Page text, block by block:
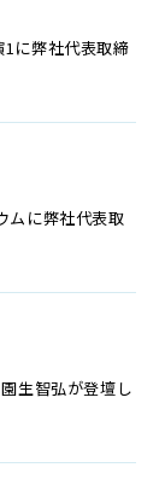
に弊社代表取締
ムに弊社代表取
生智弘が登壇し